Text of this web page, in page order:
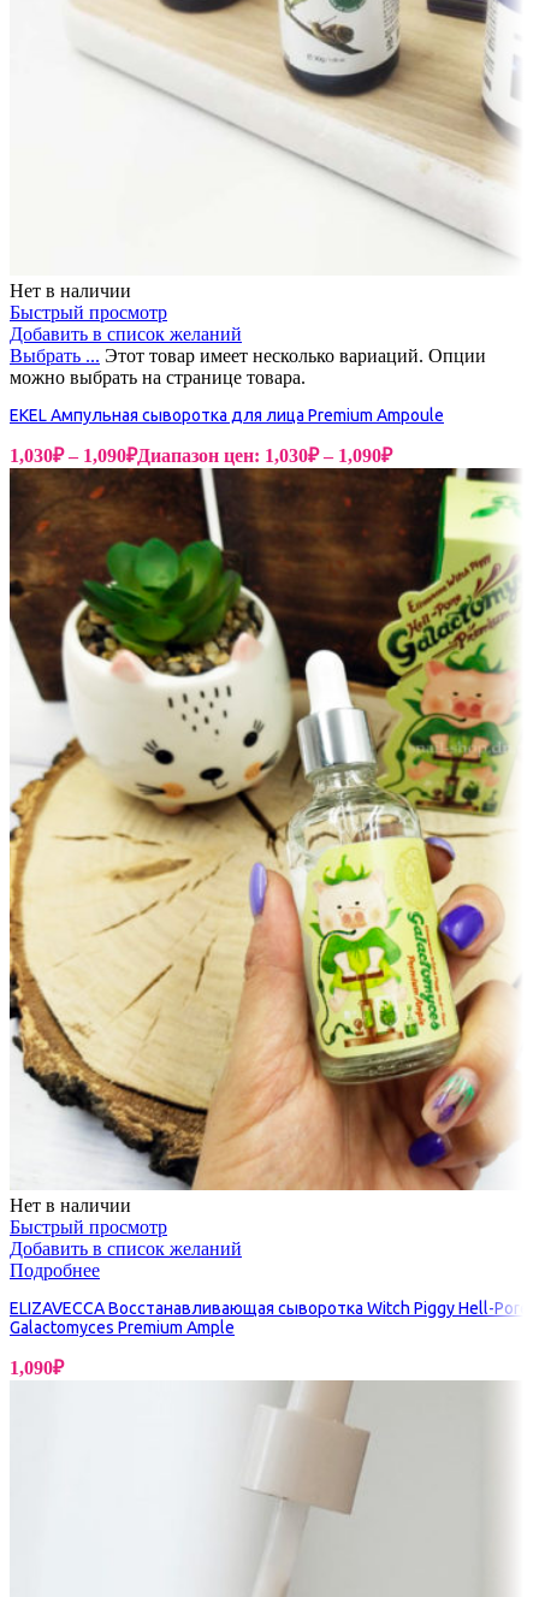
Нет в наличии
Быстрый просмотр
Добавить в список желаний
Выбрать ... Этот товар имеет несколько вариаций. Опции
можно выбрать на странице товара.
EKEL Ампульная сыворотка для лица Premium Ampoule
1,030₽ – 1,090₽Диапазон цен: 1,030₽ – 1,090₽
Нет в наличии
Быстрый просмотр
Добавить в список желаний
Подробнее
ELIZAVECCA Восстанавливающая сыворотка Witch Piggy Hell-Pore
Galactomyces Premium Ample
1,090₽